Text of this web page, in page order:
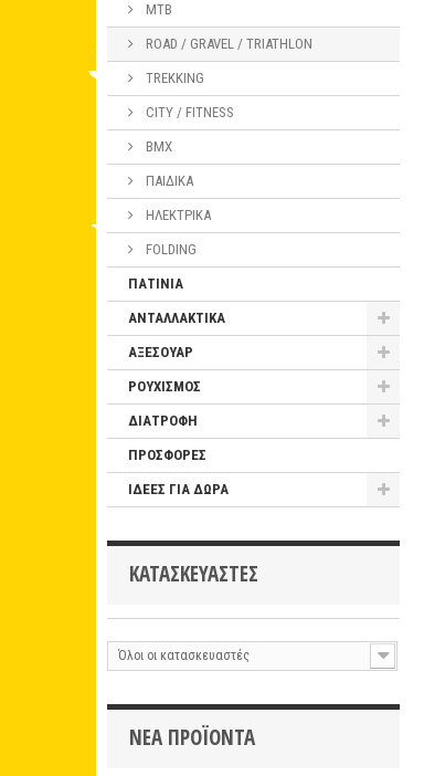
MTB
ROAD / GRAVEL / TRIATHLON
TREKKING
CITY / FITNESS
BMX
ΠΑΙΔΙΚΑ
ΗΛΕΚΤΡΙΚΑ
FOLDING
ΠΑΤΙΝΙΑ
ΑΝΤΑΛΛΑΚΤΙΚΑ
ΑΞΕΣΟΥΑΡ
ΡΟΥΧΙΣΜΟΣ
ΔΙΑΤΡΟΦΗ
ΠΡΟΣΦΟΡΕΣ
ΙΔΕΕΣ ΓΙΑ ΔΩΡΑ
ΚΑΤΑΣΚΕΥΑΣΤΈΣ
Όλοι οι κατασκευαστές
ΝΈΑ ΠΡΟΪΌΝΤΑ